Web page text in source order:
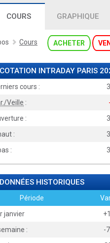
COURS GRAPHIQUE
Cours ACHETER
COTATION INTRADAY PARIS
cours :
Veille :
:
:
:
DONNÉES HISTORIQUES
Période
janvier
:
-